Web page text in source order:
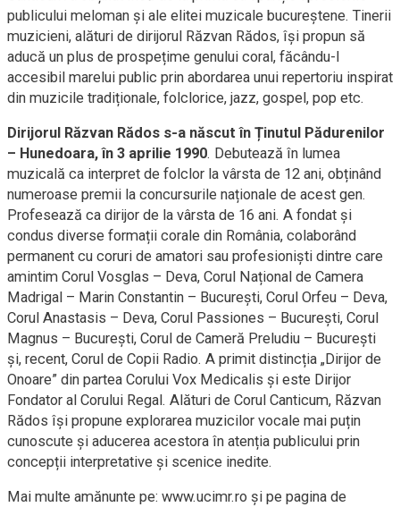
publicului meloman și ale elitei muzicale bucureștene. Tinerii
muzicieni, alături de dirijorul Răzvan Rădos, își propun să
aducă un plus de prospețime genului coral, făcându-l
accesibil marelui public prin abordarea unui repertoriu inspirat
din muzicile tradiționale, folclorice, jazz, gospel, pop etc.
Dirijorul Răzvan Rădos s-a născut în Ținutul Pădurenilor
– Hunedoara, în 3 aprilie 1990. Debutează în lumea
muzicală ca interpret de folclor la vârsta de 12 ani, obținând
numeroase premii la concursurile naționale de acest gen.
Profesează ca dirijor de la vârsta de 16 ani. A fondat și
condus diverse formații corale din România, colaborând
permanent cu coruri de amatori sau profesioniști dintre care
amintim Corul Vosglas – Deva, Corul Național de Camera
Madrigal – Marin Constantin – București, Corul Orfeu – Deva,
Corul Anastasis – Deva, Corul Passiones – București, Corul
Magnus – București, Corul de Cameră Preludiu – București
și, recent, Corul de Copii Radio. A primit distincția „Dirijor de
Onoare” din partea Corului Vox Medicalis și este Dirijor
Fondator al Corului Regal. Alături de Corul Canticum, Răzvan
Rădos își propune explorarea muzicilor vocale mai puțin
cunoscute și aducerea acestora în atenția publicului prin
concepții interpretative și scenice inedite.
Mai multe amănunte pe: www.ucimr.ro și pe pagina de